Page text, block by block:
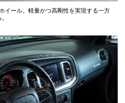
イール。軽量かつ高剛性を実現する一方